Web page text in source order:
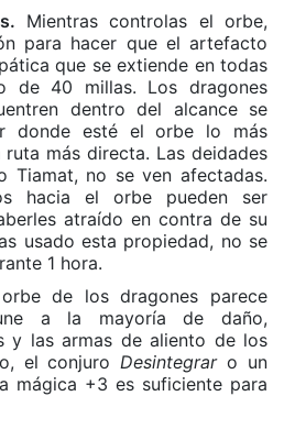
Mientras controlas el orbe,
para hacer que el artefacto
que se extiende en todas
de 40 millas. Los dragones
dentro del alcance se
donde esté el orbe lo más
más directa. Las deidades
Tiamat, no se ven afectadas.
hacia el orbe pueden ser
atraído en contra de su
usado esta propiedad, no se
1 hora.
de los dragones parece
a la mayoría de daño,
y las armas de aliento de los
el conjuro Desintegraro un
mágica +3 es suficiente para